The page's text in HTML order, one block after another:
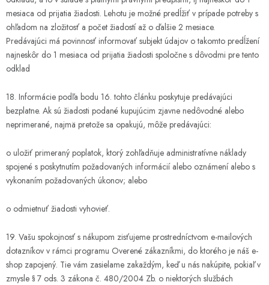
mesiaca od prijatia žiadosti. Lehotu je možné predĺžiť v prípade potreby s
ohľadom na zložitosť a počet žiadostí až o ďalšie 2 mesiace.
Predávajúci má povinnosť informovať subjekt údajov o takomto predĺžení
najneskôr do 1 mesiaca od prijatia žiadosti spoločne s dôvodmi pre tento
odklad
18. Informácie podľa bodu 16. tohto článku poskytuje predávajúci
bezplatne. Ak sú žiadosti podané kupujúcim zjavne nedôvodné alebo
neprimerané, najmä pretože sa opakujú, môže predávajúci:
o uložiť primeraný poplatok, ktorý zohľadňuje administratívne náklady
spojené s poskytnutím požadovaných informácií alebo oznámení alebo s
vykonaním požadovaných úkonov; alebo
o odmietnuť žiadosti vyhovieť.
19. Vašu spokojnosť s nákupom zisťujeme prostredníctvom e-mailových
dotazníkov v rámci programu Overené zákazníkmi, do ktorého je náš e-
shop zapojený. Tie vám zasielame zakaždým, keď u nás nakúpite, pokiaľ v
zmysle § 7 ods. 3 zákona č. 480/2004 Zb. o niektorých službách